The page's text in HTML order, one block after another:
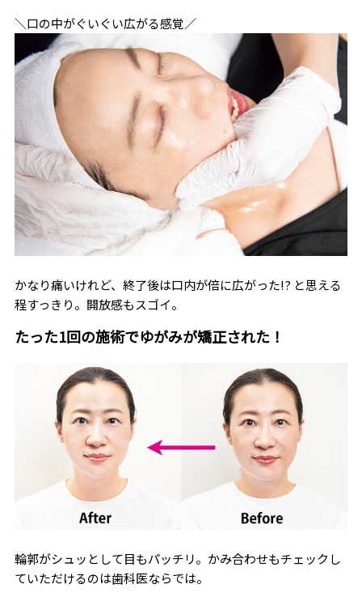
＼口の中がぐいぐい広がる感覚／
かなり痛いけれど、終了後は口内が倍に広がった!? と思える
程すっきり。開放感もスゴイ。
たった1回の施術でゆがみが矯正された！
輪郭がシュッとして目もパッチリ。かみ合わせもチェックし
ていただけるのは歯科医ならでは。